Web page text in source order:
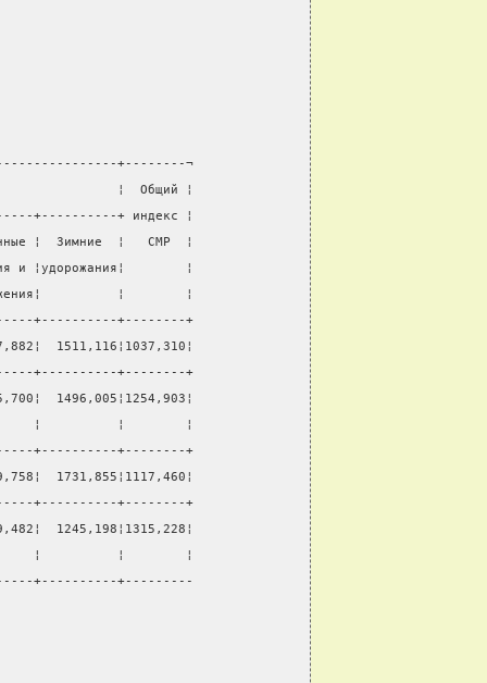
+--------¬
¦  Общий ¦
+ индекс ¦
¦  Зимние  ¦   СМР  ¦
¦удорожания¦        ¦
¦        ¦
+----------+--------+
1511,116¦1037,310¦
+----------+--------+
1496,005¦1254,903¦
¦          ¦        ¦
+----------+--------+
1731,855¦1117,460¦
+----------+--------+
1245,198¦1315,228¦
¦          ¦        ¦
+----------+---------